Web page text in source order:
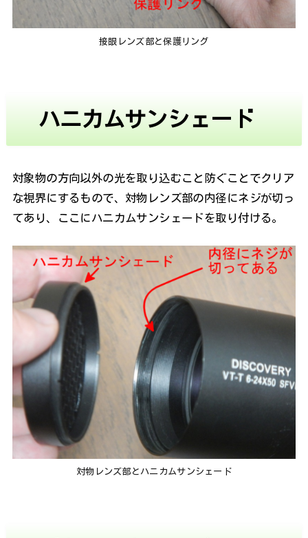
接眼レンズ部と保護リング
ハニカムサンシェード
対象物の方向以外の光を取り込むこと防ぐことでクリア
な視界にするもので、対物レンズ部の内径にネジが切っ
てあり、ここにハニカムサンシェードを取り付ける。
対物レンズ部とハニカムサンシェード